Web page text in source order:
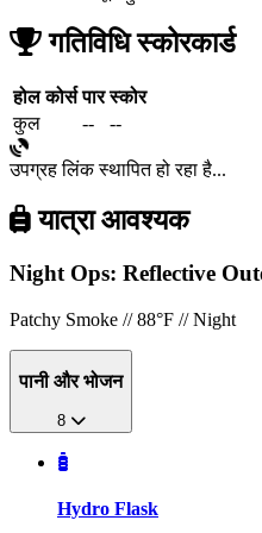
गतिविधि स्कोरकार्ड
होल कोर्स पार स्कोर
कुल
-- --
उपग्रह लिंक स्थापित हो रहा है...
यात्रा आवश्यक
Night Ops: Reflective
Patchy Smoke // 88°F // Night
पानी और भोजन
8
Hydro Flask